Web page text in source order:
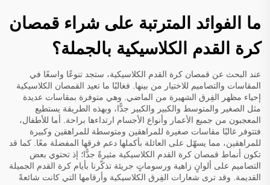
ما الفوائد المترتبة على شراء قمصان
كرة القدم الكلاسيكية بالجملة؟
عند البحث عن قمصان كرة القدم الكلاسيكية، ستجد تنوعًا واسعًا في
المقاسات والتصاميم للاختيار من بينها. فغالبًا ما تعيد القمصان الكلاسيكية
إحياء مظهر الفِرق الشهيرة من الماضي. وهي متوفرة بمقاسات عديدة
مثل الصغير والمتوسط والكبير والكبير جدًّا، وبهذه الطريقة يستطيع
المعجبون من جميع الأعمار وأنواع الأجسام ارتداءها براحة. أما للأطفال،
فتتوفر غالبًا مقاسات صغيرة للمراهقين ومتوسطة للمراهقين وكبيرة
للمراهقين، مما يسهّل على العائلة بأكملها دعم فرقها المفضلة معًا. كما قد
تكون أنماط قمصان كرة القدم الكلاسيكية مثيرةً جدًّا؛ إذ تحتوي بعض
التصاميم على ألوانٍ زاهية ورسوماتٍ جريئة تذكّرنا بأيام كرة القدم الجميلة
القديمة. وقد ترى شعارات الفِرق الكلاسيكية وأرقامها التي كانت شائعةً